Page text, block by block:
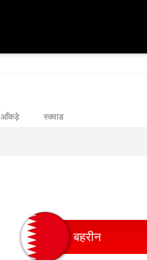
आँकड़े स्क्वाड
बहरीन